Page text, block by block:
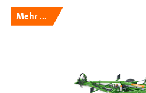
Mehr ...